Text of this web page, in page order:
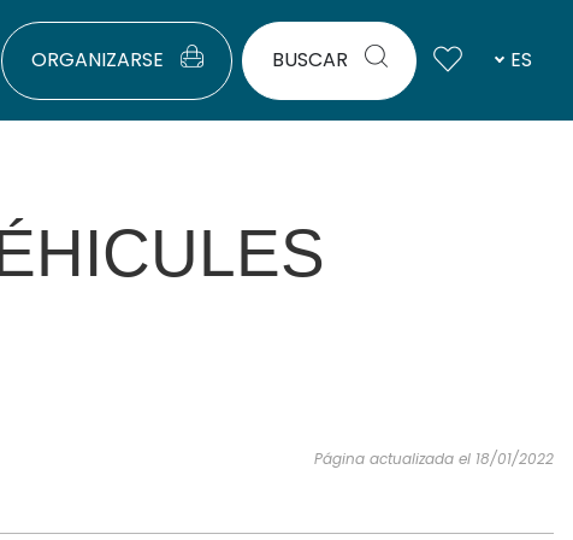
ORGANIZARSE BUSCAR ES
Página actualizada el 18/01/2022